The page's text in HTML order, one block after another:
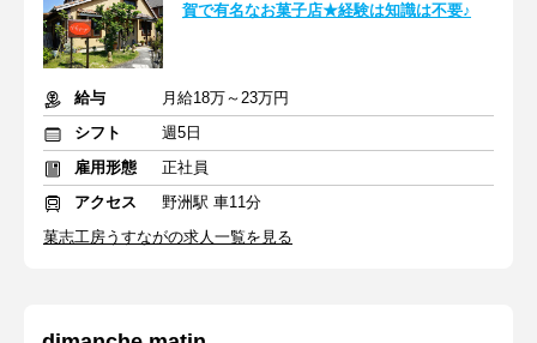
賀で有名なお菓子店★経験は知識は不要♪
給与
月給18万～23万円
シフト
週5日
雇用形態
正社員
アクセス
野洲駅 車11分
菓志工房うすながの求人一覧を見る